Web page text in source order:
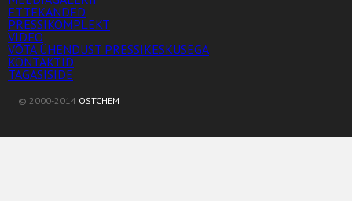
ETTEKANDED
PRESSIKOMPLEKT
VIDEO
VÕTA ÜHENDUST PRESSIKESKUSEGA
KONTAKTID
TAGASISIDE
© 2000-2014 OSTCHEM